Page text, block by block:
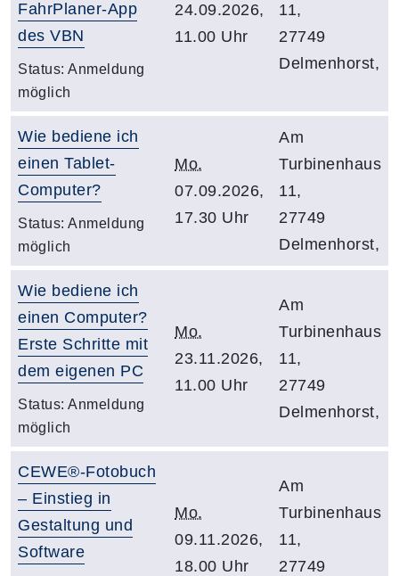
FahrPlaner-App
des VBN
Status: Anmeldung
möglich
24.09.2026,
11.00 Uhr
11,
27749
Delmenhorst,
Wie bediene ich
einen Tablet-
Computer?
Status: Anmeldung
möglich
Mo.
07.09.2026,
17.30 Uhr
Am
Turbinenhaus
11,
27749
Delmenhorst,
Wie bediene ich
einen Computer?
Erste Schritte mit
dem eigenen PC
Status: Anmeldung
möglich
Mo.
23.11.2026,
11.00 Uhr
Am
Turbinenhaus
11,
27749
Delmenhorst,
CEWE®-Fotobuch
– Einstieg in
Gestaltung und
Software
Mo.
09.11.2026,
18.00 Uhr
Am
Turbinenhaus
11,
27749